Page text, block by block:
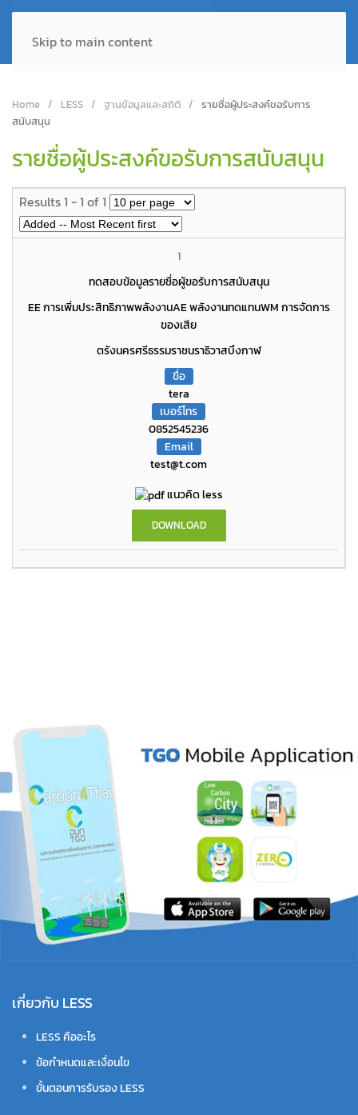
Skip to main content
Home LESS ฐานข้อมูลและสถิติ
รายชื่อผู้ประสงค์ขอรับการ
สนับสนุน
รายชื่อผู้ประสงค์ขอรับการสนับสนุน
Results 1 - 1 of 1
1
ทดสอบข้อมูลรายชื่อผู้ขอรับการสนับสนุน
EE การเพิ่มประสิทธิภาพพลังงานAE พลังงานทดแทนWM การจัดการ
ของเสีย
ตรังนครศรีธรรมราชนราธิวาสบึงกาฬ
ขื่อ
tera
เบอร์โทร
0852545236
Email
test@t.com
แนวคิด less
DOWNLOAD
เกี่ยวกับ LESS
LESS คืออะไร
ข้อกำหนดและเงื่อนไข
ขั้นตอนการรับรอง LESS